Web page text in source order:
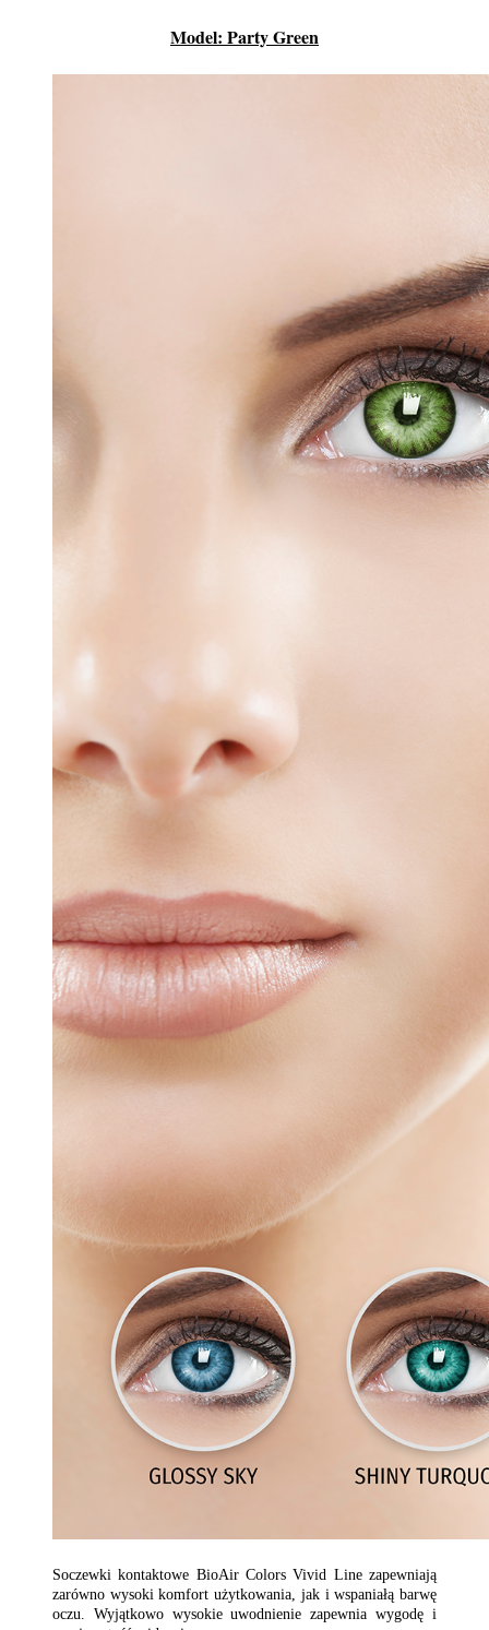
Model: Party Green
Soczewki kontaktowe BioAir Colors Vivid Line zapewniają
zarówno wysoki komfort użytkowania, jak i wspaniałą barwę
oczu. Wyjątkowo wysokie uwodnienie zapewnia wygodę i